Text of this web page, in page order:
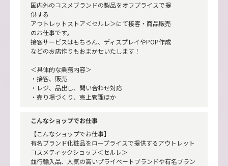
国内外のコスメブランドの製品をオフプライスで提
供する
アウトレットストア＜セルレ＞にて接客・商品販売
のお仕事です。
接客サービスはもちろん、ディスプレイやPOP作成
などのお店作りもおまかせいたします！
＜具体的な業務内容＞
・接客、販売
・レジ、品出し、問い合わせ対応
・売り場づくり、売上管理ほか
こんなショップでお仕事
【こんなショップでお仕事】
有名ブランド化粧品をロープライスで提供するアウトレット
コスメティックショップ＜セルレ＞
並行輸入品、人気の高いプライベートブランドや有名ブラン